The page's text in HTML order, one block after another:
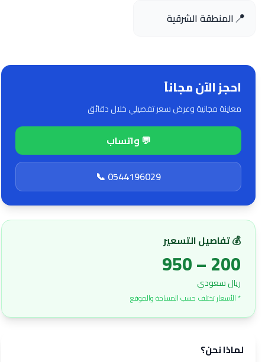
📍المنطقة الشرقية
احجز الآن مجاناً
معاينة مجانية وعرض سعر تفصيلي خلال دقائق
💬 واتساب
📞 0544196029
💰 تفاصيل التسعير
200 – 950
ريال سعودي
* الأسعار تختلف حسب المساحة والموقع
لماذا نحن؟